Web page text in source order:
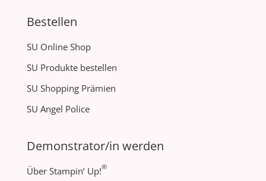
Bestellen
SU Online Shop
SU Produkte bestellen
SU Shopping Prämien
SU Angel Police
Demonstrator/in werden
Über Stampin‘ Up!®